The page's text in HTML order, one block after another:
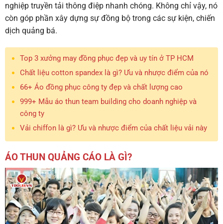
nghiệp truyền tải thông điệp nhanh chóng. Không chỉ vậy, nó
còn góp phần xây dựng sự đồng bộ trong các sự kiện, chiến
dịch quảng bá.
Top 3 xưởng may đồng phục đẹp và uy tín ở TP HCM
Chất liệu cotton spandex là gì? Ưu và nhược điểm của nó
66+ Áo đồng phục công ty đẹp và chất lượng cao
999+ Mẫu áo thun team building cho doanh nghiệp và
công ty
Vải chiffon là gì? Ưu và nhược điểm của chất liệu vải này
ÁO THUN QUẢNG CÁO LÀ GÌ?